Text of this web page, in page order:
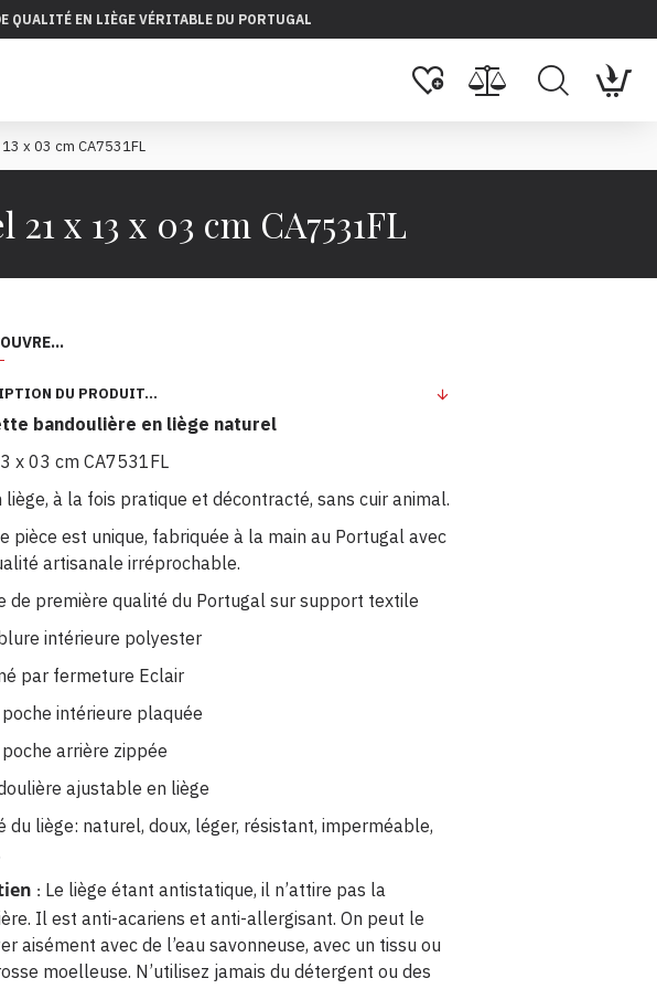
QUALITÉ EN LIÈGE VÉRITABLE DU PORTUGAL
x 03 cm CA7531FL
x 13 x 03 cm CA7531FL
DU PRODUIT...
bandoulière en liège naturel
x 03 cm CA7531FL
liège, à la fois pratique et décontracté, sans cuir animal.
pièce est unique, fabriquée à la main au Portugal avec
artisanale irréprochable.
de première qualité du Portugal sur support textile
intérieure polyester
par fermeture Eclair
intérieure plaquée
arrière zippée
ajustable en liège
du liège: naturel, doux, léger, résistant, imperméable,
: Le liège étant antistatique, il n’attire pas la
Il est anti-acariens et anti-allergisant. On peut le
aisément avec de l’eau savonneuse, avec un tissu ou
moelleuse. N’utilisez jamais du détergent ou des